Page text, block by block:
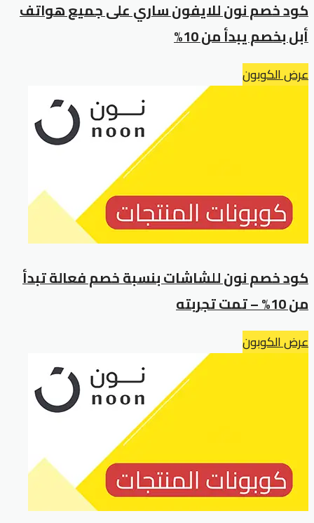
كود خصم نون للايفون ساري على جميع هواتف
أبل بخصم يبدأ من 10%
عرض الكوبون
كود خصم نون للشاشات بنسبة خصم فعالة تبدأ
من 10% – تمت تجربته
عرض الكوبون